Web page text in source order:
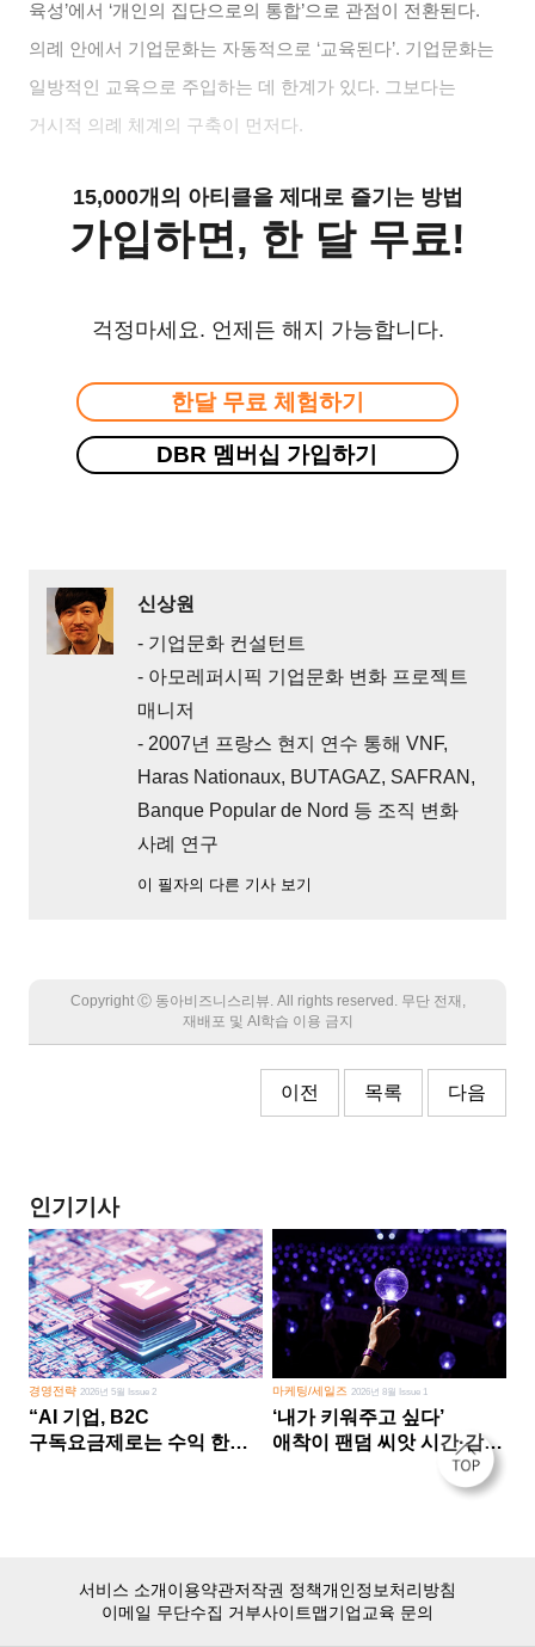
육성’에서 ‘개인의 집단으로의 통합’으로 관점이 전환된다.
의례 안에서 기업문화는 자동적으로 ‘교육된다’. 기업문화는
일방적인 교육으로 주입하는 데 한계가 있다. 그보다는
거시적 의례 체계의 구축이 먼저다.
15,000개의 아티클을 제대로 즐기는 방법
가입하면, 한 달 무료!
걱정마세요. 언제든 해지 가능합니다.
한달 무료 체험하기
DBR 멤버십 가입하기
신상원
- 기업문화 컨설턴트
- 아모레퍼시픽 기업문화 변화 프로젝트
매니저
- 2007년 프랑스 현지 연수 통해 VNF,
Haras Nationaux, BUTAGAZ, SAFRAN,
Banque Popular de Nord 등 조직 변화
사례 연구
이 필자의 다른 기사 보기
Copyright Ⓒ 동아비즈니스리뷰. All rights reserved. 무단 전재,
재배포 및 AI학습 이용 금지
이전 목록 다음
인기기사
경영전략 2026년 5월 Issue 2
“AI 기업, B2C
구독요금제로는 수익 한계
마케팅/세일즈 2026년 8월 Issue 1
‘내가 키워주고 싶다’
애착이 팬덤 씨앗 시간·감정
서비스 소개이용약관저작권 정책개인정보처리방침
이메일 무단수집 거부사이트맵기업교육 문의